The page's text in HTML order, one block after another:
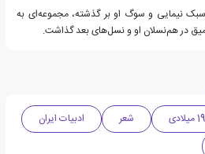
نیمایی و سوگ او بر گذشته، مجموعه‌ای به
در هم‌نسلان او و نسل‌های بعد گذاشت.
شعر
ادبیات ایران